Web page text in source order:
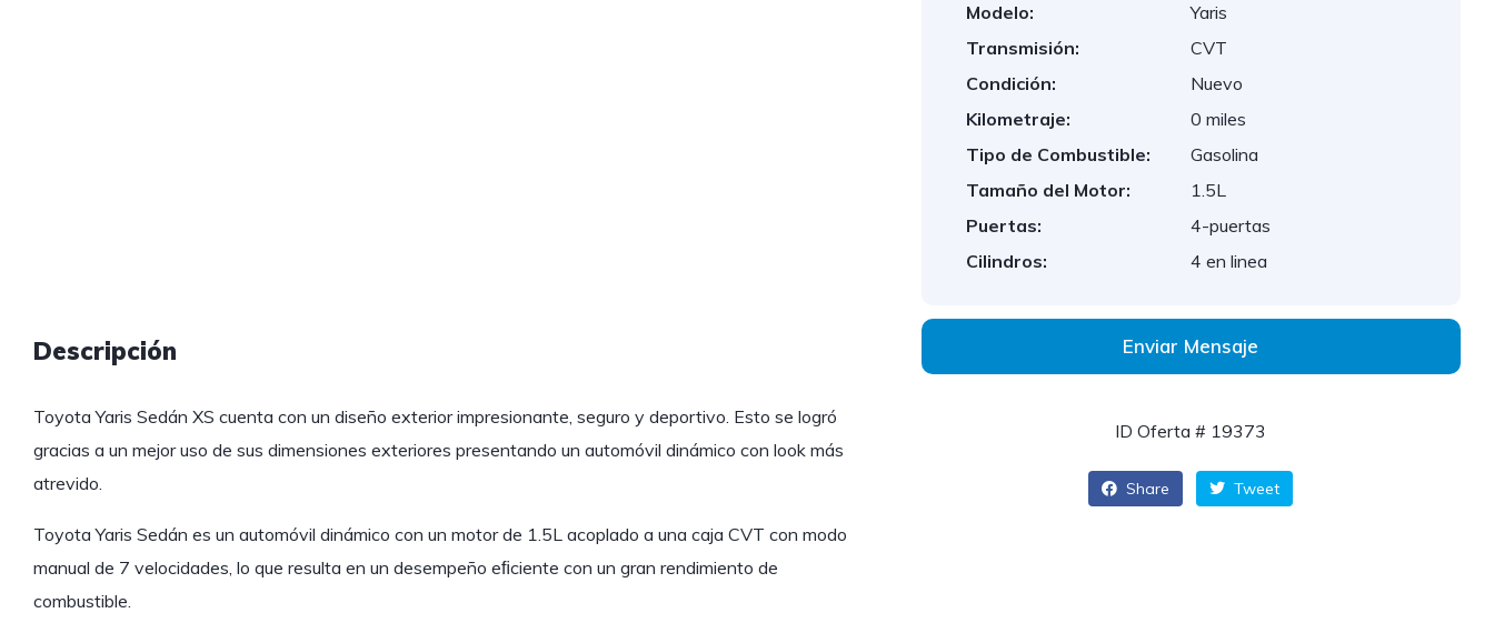
Descripción
Toyota Yaris Sedán XS cuenta con un diseño exterior impresionante, seguro y deportivo. Esto se logró
gracias a un mejor uso de sus dimensiones exteriores presentando un automóvil dinámico con look más
atrevido.
Toyota Yaris Sedán es un automóvil dinámico con un motor de 1.5L acoplado a una caja CVT con modo
manual de 7 velocidades, lo que resulta en un desempeño eﬁciente con un gran rendimiento de
combustible.
Modelo:
Yaris
Transmisión:
CVT
Condición:
Nuevo
Kilometraje:
0 miles
Tipo de Combustible:
Gasolina
Tamaño del Motor:
1.5L
Puertas:
4-puertas
Cilindros:
4 en linea
Enviar Mensaje
ID Oferta # 19373
Share Tweet